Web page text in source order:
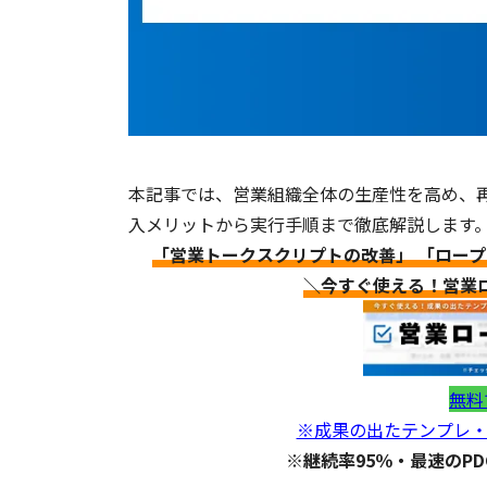
本記事では、営業組織全体の生産性を高め
入メリットから実行手順まで徹底解説します
「営業トークスクリプトの改善」 「ロー
＼今すぐ使える！営業
無
※成果の出たテンプレ
※継続率95％・最速の